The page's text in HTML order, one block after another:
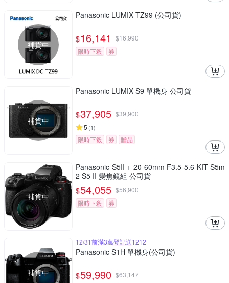
補貨中
Panasonic LUMIX TZ99 (公司貨)
$16,141 $16,990
限時下殺
券
補貨中
Panasonic LUMIX S9 單機身 公司貨
$37,905 $39,900
5 (1)
限時下殺 券 贈品
補貨中
Panasonic S5II + 20-60mm F3.5-5.6 KIT S5m
2 S5 II 變焦鏡組 公司貨
$54,055 $56,900
限時下殺
券
補貨中
12/31前滿3萬登記送1212
Panasonic S1H 單機身(公司貨)
$59,990 $63,147